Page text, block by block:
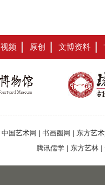
视频 原创 文博资料
中国艺术网 | 书画圈网 | 东方艺
腾讯儒学 | 东方艺林 |